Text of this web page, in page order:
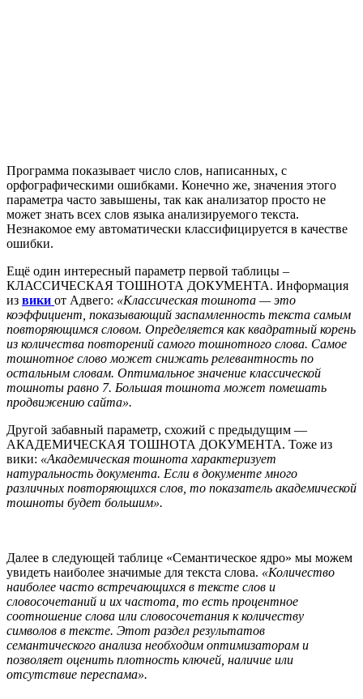
Программа показывает число слов, написанных, с
орфографическими ошибками. Конечно же, значения этого
параметра часто завышены, так как анализатор просто не
может знать всех слов языка анализируемого текста.
Незнакомое ему автоматически классифицируется в качестве
ошибки.
Ещё один интересный параметр первой таблицы –
КЛАССИЧЕСКАЯ ТОШНОТА ДОКУМЕНТА. Информация
из вики от Адвего: «Классическая тошнота — это
коэффициент, показывающий заспамленность текста самым
повторяющимся словом. Определяется как квадратный корень
из количества повторений самого тошнотного слова. Самое
тошнотное слово может снижать релевантность по
остальным словам. Оптимальное значение классической
тошноты равно 7. Большая тошнота может помешать
продвижению сайта».
Другой забавный параметр, схожий с предыдущим —
АКАДЕМИЧЕСКАЯ ТОШНОТА ДОКУМЕНТА. Тоже из
вики: «Академическая тошнота характеризует
натуральность документа. Если в документе много
различных повторяющихся слов, то показатель академической
тошноты будет большим».
Далее в следующей таблице «Семантическое ядро» мы можем
увидеть наиболее значимые для текста слова. «Количество
наиболее часто встречающихся в тексте слов и
словосочетаний и их частота, то есть процентное
соотношение слова или словосочетания к количеству
символов в тексте. Этот раздел результатов
семантического анализа необходим оптимизаторам и
позволяет оценить плотность ключей, наличие или
отсутствие переспама».